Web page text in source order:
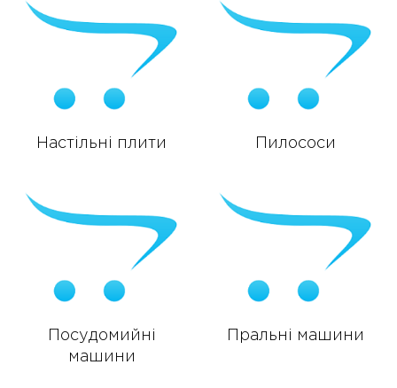
Настільні плити Пилососи
Посудомийні
машини
Пральні машини